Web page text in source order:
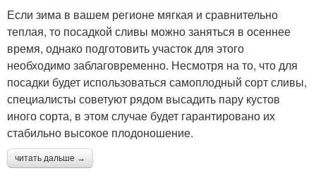
Если зима в вашем регионе мягкая и сравнительно
теплая, то посадкой сливы можно заняться в осеннее
время, однако подготовить участок для этого
необходимо заблаговременно. Несмотря на то, что для
посадки будет использоваться самоплодный сорт сливы,
специалисты советуют рядом высадить пару кустов
иного сорта, в этом случае будет гарантировано их
стабильно высокое плодоношение.
читать дальше →